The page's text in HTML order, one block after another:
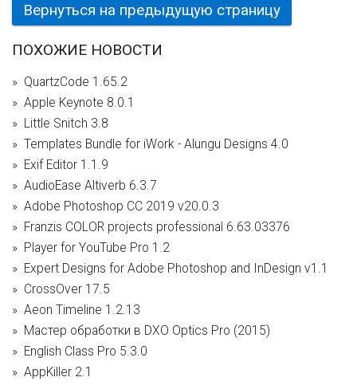
Вернуться на предыдущую страницу
ПОХОЖИЕ НОВОСТИ
QuartzCode 1.65.2
Apple Keynote 8.0.1
Little Snitch 3.8
Templates Bundle for iWork - Alungu Designs 4.0
Exif Editor 1.1.9
AudioEase Altiverb 6.3.7
Adobe Photoshop CC 2019 v20.0.3
Franzis COLOR projects professional 6.63.03376
Player for YouTube Pro 1.2
Expert Designs for Adobe Photoshop and InDesign v1.1
CrossOver 17.5
Aeon Timeline 1.2.13
Мастер обработки в DХO Optics Pro (2015)
English Class Pro 5.3.0
AppKiller 2.1